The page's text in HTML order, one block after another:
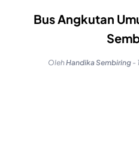
Bus Angkutan
OlehHandika Sembiring -